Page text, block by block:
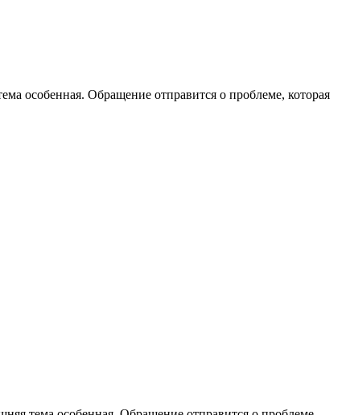
особенная. Обращение отправится о проблеме, которая